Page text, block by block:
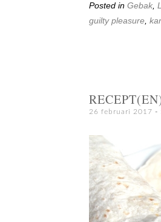
Posted in Gebak,
guilty pleasure,
26 februari 2017